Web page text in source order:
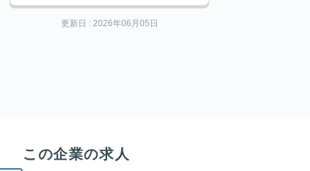
更新日 : 2026年06月05日
この企業の求人